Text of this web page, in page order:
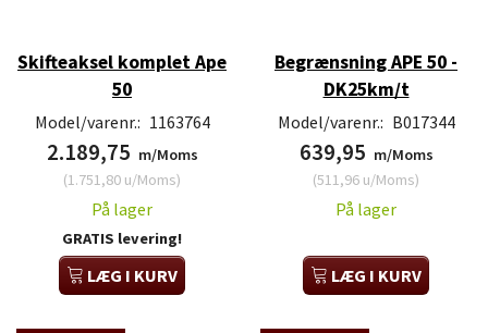
Skifteaksel komplet Ape
50
Model/varenr.: 1163764
2.189,75 m/Moms
(1.751,80 u/Moms)
På lager
GRATIS levering!
LÆG I KURV
Begrænsning APE 50 -
DK25km/t
Model/varenr.: B017344
639,95 m/Moms
(511,96 u/Moms)
På lager
LÆG I KURV